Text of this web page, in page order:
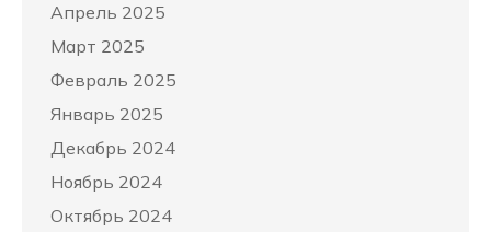
Апрель 2025
Март 2025
Февраль 2025
Январь 2025
Декабрь 2024
Ноябрь 2024
Октябрь 2024